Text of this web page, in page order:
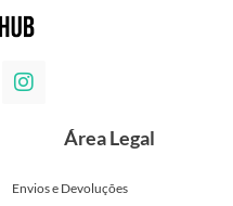
Área Legal
Envios e Devoluções